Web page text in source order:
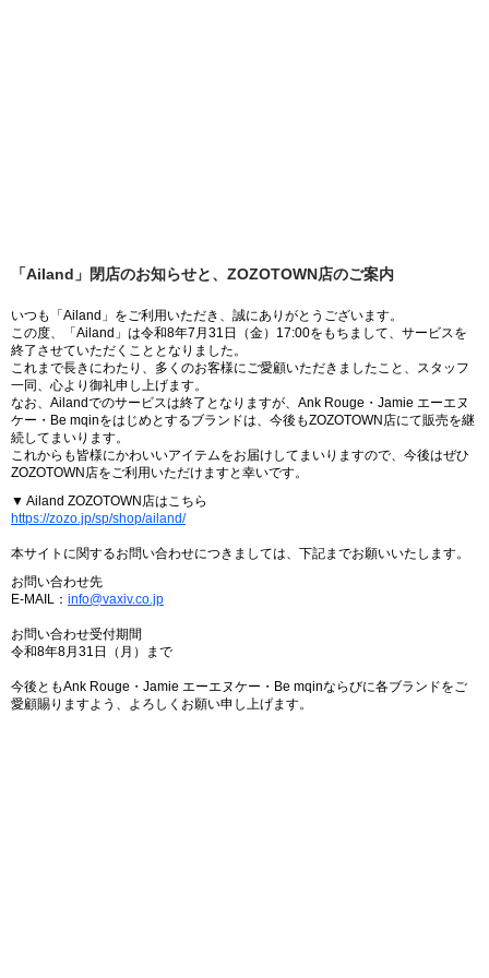
「Ailand」閉店のお知らせと、ZOZOTOWN店のご案内
いつも「Ailand」をご利用いただき、誠にありがとうございます。
この度、「Ailand」は令和8年7月31日（金）17:00をもちまして、サービスを
終了させていただくこととなりました。
これまで長きにわたり、多くのお客様にご愛顧いただきましたこと、スタッフ
一同、心より御礼申し上げます。
なお、Ailandでのサービスは終了となりますが、Ank Rouge・Jamie エーエヌ
ケー・Be mqinをはじめとするブランドは、今後もZOZOTOWN店にて販売を継
続してまいります。
これからも皆様にかわいいアイテムをお届けしてまいりますので、今後はぜひ
ZOZOTOWN店をご利用いただけますと幸いです。
▼ Ailand ZOZOTOWN店はこちら
https://zozo.jp/sp/shop/ailand/
本サイトに関するお問い合わせにつきましては、下記までお願いいたします。
お問い合わせ先
E-MAIL： info@vaxiv.co.jp
お問い合わせ受付期間
令和8年8月31日（月）まで
今後ともAnk Rouge・Jamie エーエヌケー・Be mqinならびに各ブランドをご
愛顧賜りますよう、よろしくお願い申し上げます。